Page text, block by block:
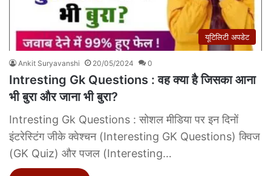
यूटिलिटी अपडेट
Ankit Suryavanshi 20/05/2024 0
Intresting Gk Questions : वह क्या है जिसका आना
भी बुरा और जाना भी बुरा?
Intresting Gk Questions : सोशल मीडिया पर इन दिनों
इंटरेस्टिंग जीके क्वेश्चन (Interesting GK Questions) क्विज
(GK Quiz) और पजल (Interesting…